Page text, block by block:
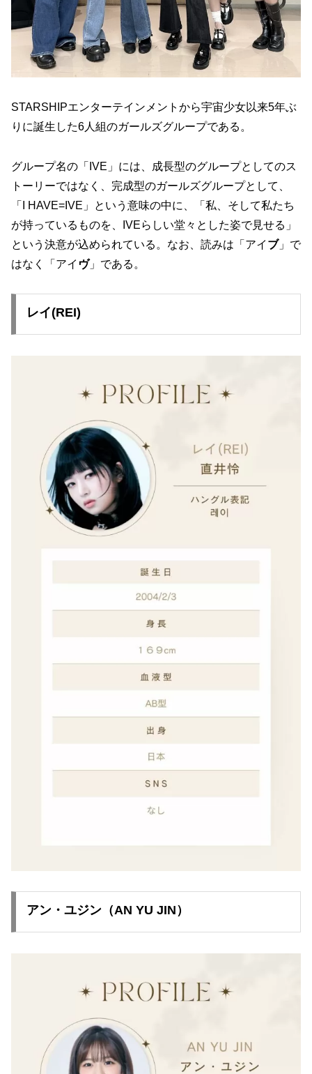
STARSHIPエンターテインメントから宇宙少女以来5年ぶ
りに誕生した6人組のガールズグループである。
グループ名の「IVE」には、成長型のグループとしてのス
トーリーではなく、完成型のガールズグループとして、
「I HAVE=IVE」という意味の中に、「私、そして私たち
が持っているものを、IVEらしい堂々とした姿で見せる」
という決意が込められている。なお、読みは「アイ ブ」で
はなく「アイ ヴ」である。
レイ(REI)
アン・ユジン（AN YU JIN）